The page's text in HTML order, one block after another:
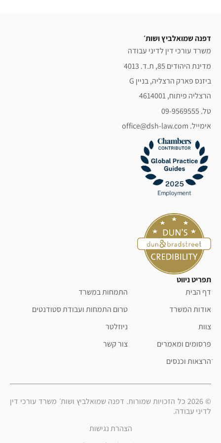
דפנה שמואלביץ ושות׳
משרד עורכי דין לדיני עבודה
מדינת היהודים 85, ת.ד. 4013
ביזנס פארק הרצליה, בניין G
הרצליה פיתוח, 4614001
טל. 09-9569555
אימייל. office@dsh-law.com
תפריט ניווט
דף הבית
אודות המשרד
צוות
פרסומים ומאמרים
ֿהרצאות וכנסים
התמחות במשרד
טרום התמחות ועבודת סטודנטים
ניוזלטר
צור קשר
© 2026 כל הזכויות שמורות. דפנה שמואלביץ ושות׳ משרד עורכי דין
לדיני עבודה.
הצהרת נגישות